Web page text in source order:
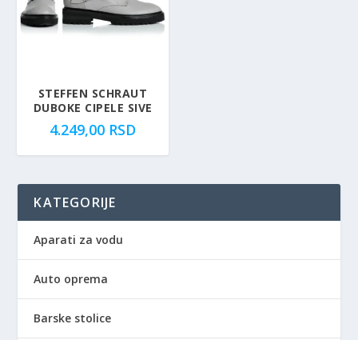
STEFFEN SCHRAUT
DUBOKE CIPELE SIVE
4.249,00 RSD
KATEGORIJE
Aparati za vodu
Auto oprema
Barske stolice